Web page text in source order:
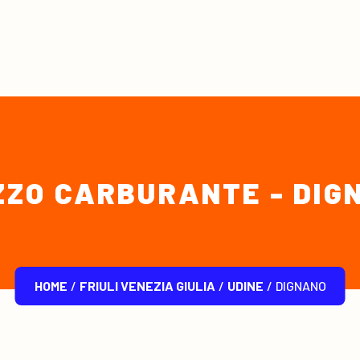
CARBURANTE -
HOME / FRIULI VENEZIA GIULIA / UDINE / DIGNANO